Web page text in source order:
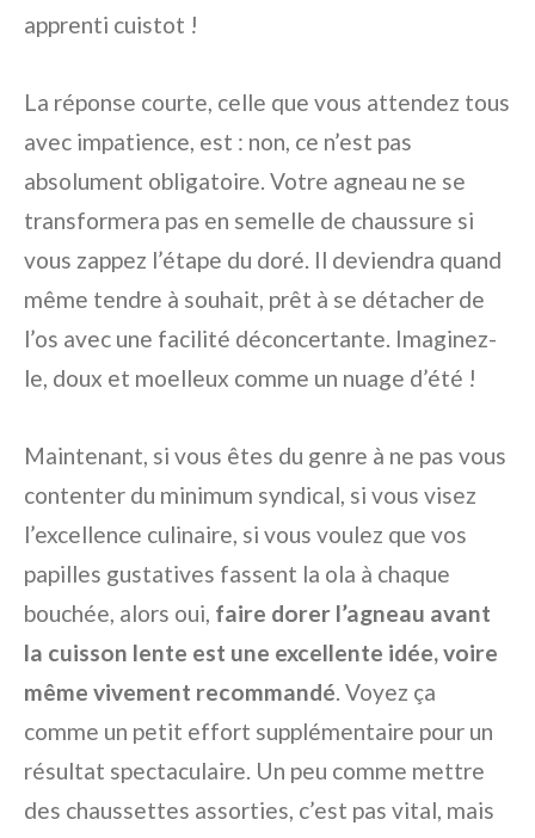
apprenti cuistot !
La réponse courte, celle que vous attendez tous
avec impatience, est : non, ce n’est pas
absolument obligatoire. Votre agneau ne se
transformera pas en semelle de chaussure si
vous zappez l’étape du doré. Il deviendra quand
même tendre à souhait, prêt à se détacher de
l’os avec une facilité déconcertante. Imaginez-
le, doux et moelleux comme un nuage d’été !
Maintenant, si vous êtes du genre à ne pas vous
contenter du minimum syndical, si vous visez
l’excellence culinaire, si vous voulez que vos
papilles gustatives fassent la ola à chaque
bouchée, alors oui, faire dorer l’agneau avant
la cuisson lente est une excellente idée, voire
même vivement recommandé. Voyez ça
comme un petit effort supplémentaire pour un
résultat spectaculaire. Un peu comme mettre
des chaussettes assorties, c’est pas vital, mais